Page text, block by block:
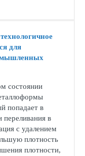
для
состоянии
попадает в
переливания в
с удалением
плотность
плотности,